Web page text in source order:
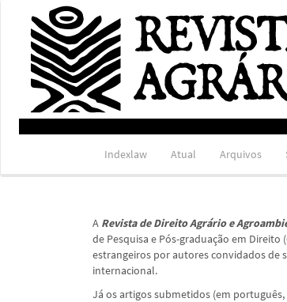
Navegação
Principal
Conteúdo
principal
Barra
Lateral
Indexlaw Atual Arquivos
A Revista de Direito Agrário e
de Pesquisa e Pós-graduação em
estrangeiros por autores convidados
internacional.
Já os artigos submetidos (em